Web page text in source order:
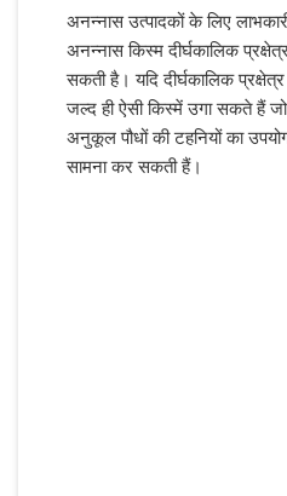
अनन्नास उत्पादकों के लिए
अनन्नास किस्म दीर्घकालिक
सकती है। यदि दीर्घकालिक
जल्द ही ऐसी किस्में उगा सकते हैं
अनुकूल पौधों की टहनियों का
सामना कर सकती हैं।